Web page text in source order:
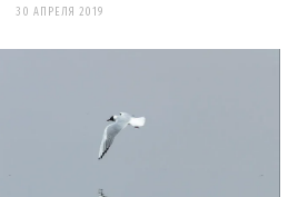
30 АПРЕЛЯ 2019